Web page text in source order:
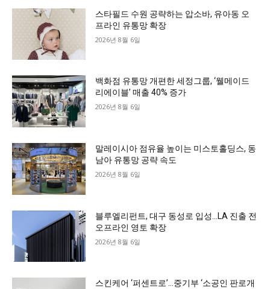
스타필드 수원 공략하는 압소바, 유아동 오
프라인 유통망 확장
2026년 8월 6일
백화점 유통망 개편한 세정그룹, ‘웰메이드
리에이블’ 매출 40% 증가
2026년 8월 6일
말레이시아 점유율 높이는 미스토홀딩스, 동
남아 유통망 공략 속도
2026년 8월 6일
블루엘리펀트, 대구 동성로 입성…LA 진출 전
오프라인 영토 확장
2026년 8월 6일
스킨케어 ‘퍼센트로’…중기부 ‘소공인 판로개